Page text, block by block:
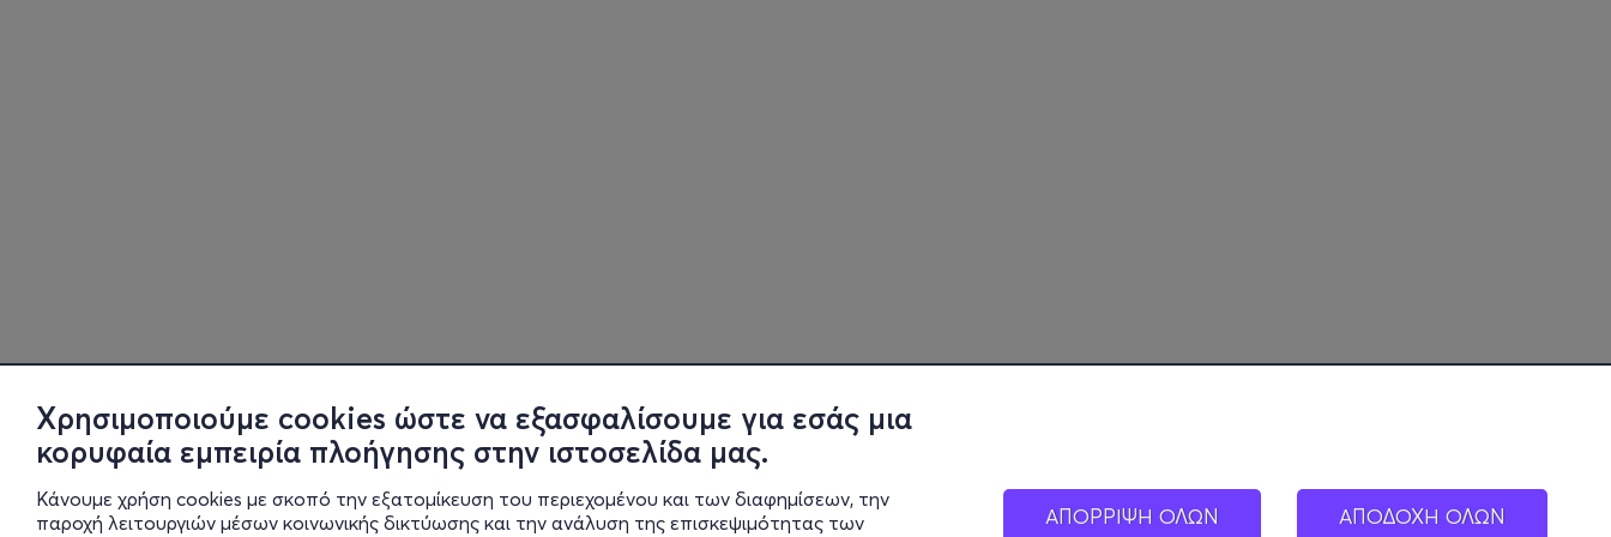
Χρησιμοποιούμε cookies ώστε να εξασφαλίσουμε για εσάς μια
κορυφαία εμπειρία πλοήγησης στην ιστοσελίδα μας.
Κάνουμε χρήση cookies με σκοπό την εξατομίκευση του περιεχομένου και των διαφημίσεων, την
παροχή λειτουργιών μέσων κοινωνικής δικτύωσης και την ανάλυση της επισκεψιμότητας των
ΑΠΟΡΡΙΨΗ ΟΛΩΝ ΑΠΟΔΟΧΗ ΟΛΩΝ